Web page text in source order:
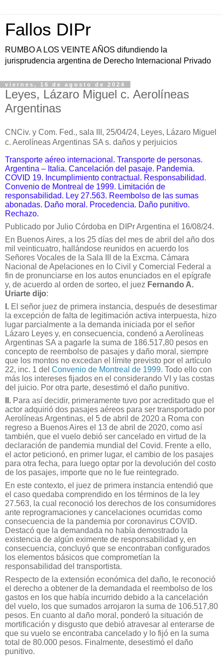
Fallos DIPr
RUMBO A LOS VEINTE AÑOS difundiendo la
jurisprudencia argentina de Derecho Internacional Privado
viernes, 16 de agosto de 2024
Leyes, Lázaro Miguel c. Aerolíneas
Argentinas
CNCiv. y Com. Fed., sala III, 25/04/24, Leyes, Lázaro Miguel
c. Aerolíneas Argentinas SA s. daños y perjuicios
Transporte aéreo internacional. Transporte de personas.
Argentina – Italia. Cancelación del pasaje. Pandemia.
COVID 19. Incumplimiento contractual. Responsabilidad.
Convenio de Montreal de 1999. Limitación de
responsabilidad. Ley 27.563. Reembolso de las sumas
abonadas. Daño moral. Procedencia. Daño punitivo.
Rechazo.
Publicado por Julio Córdoba en DIPr Argentina el 16/08/24.
En Buenos Aires, a los 25 días del mes de abril del año dos
mil veinticuatro, hallándose reunidos en acuerdo los
Señores Vocales de la Sala III de la Excma. Cámara
Nacional de Apelaciones en lo Civil y Comercial Federal a
fin de pronunciarse en los autos enunciados en el epígrafe
y, de acuerdo al orden de sorteo, el juez Fernando A.
Uriarte dijo:
I. El señor juez de primera instancia, después de desestimar
la excepción de falta de legitimación activa interpuesta, hizo
lugar parcialmente a la demanda iniciada por el señor
Lázaro Leyes y, en consecuencia, condenó a Aerolíneas
Argentinas SA a pagarle la suma de 186.517,80 pesos en
concepto de reembolso de pasajes y daño moral, siempre
que los montos no excedan el límite previsto por el artículo
22, inc. 1 del Convenio de Montreal de 1999. Todo ello con
más los intereses fijados en el considerando VI y las costas
del juicio. Por otra parte, desestimó el daño punitivo.
II. Para así decidir, primeramente tuvo por acreditado que el
actor adquirió dos pasajes aéreos para ser transportado por
Aerolíneas Argentinas, el 5 de abril de 2020 a Roma con
regreso a Buenos Aires el 13 de abril de 2020, como así
también, que el vuelo debió ser cancelado en virtud de la
declaración de pandemia mundial del Covid. Frente a ello,
el actor peticionó, en primer lugar, el cambio de los pasajes
para otra fecha, para luego optar por la devolución del costo
de los pasajes, importe que no le fue reintegrado.
En este contexto, el juez de primera instancia entendió que
el caso quedaba comprendido en los términos de la ley
27.563, la cual reconoció los derechos de los consumidores
ante reprogramaciones y cancelaciones ocurridas como
consecuencia de la pandemia por coronavirus COVID.
Destacó que la demandada no había demostrado la
existencia de algún eximente de responsabilidad y, en
consecuencia, concluyó que se encontraban configurados
los elementos básicos que comprometían la
responsabilidad del transportista.
Respecto de la extensión económica del daño, le reconoció
el derecho a obtener de la demandada el reembolso de los
gastos en los que había incurrido debido a la cancelación
del vuelo, los que sumados arrojaron la suma de 106.517,80
pesos. En cuanto al daño moral, ponderó la situación de
mortificación y disgusto que debió atravesar al enterarse de
que su vuelo se encontraba cancelado y lo fijó en la suma
total de 80.000 pesos. Finalmente, desestimó el daño
punitivo.